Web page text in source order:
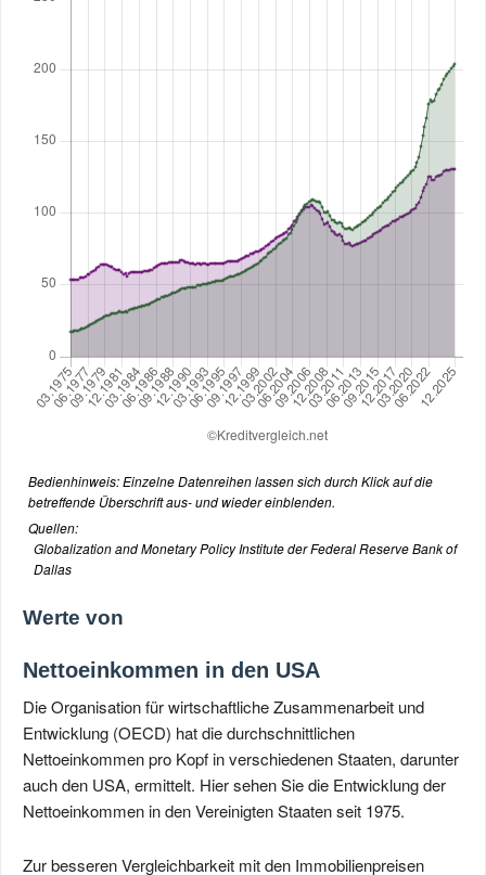
Bedienhinweis: Einzelne Datenreihen lassen sich durch Klick auf die
betreffende Überschrift aus- und wieder einblenden.
Quellen:
Globalization and Monetary Policy Institute der Federal Reserve Bank of
Dallas
Werte von
Nettoeinkommen in den USA
Die Organisation für wirtschaftliche Zusammenarbeit und
Entwicklung (OECD) hat die durchschnittlichen
Nettoeinkommen pro Kopf in verschiedenen Staaten, darunter
auch den USA, ermittelt. Hier sehen Sie die Entwicklung der
Nettoeinkommen in den Vereinigten Staaten seit 1975.
Zur besseren Vergleichbarkeit mit den Immobilienpreisen